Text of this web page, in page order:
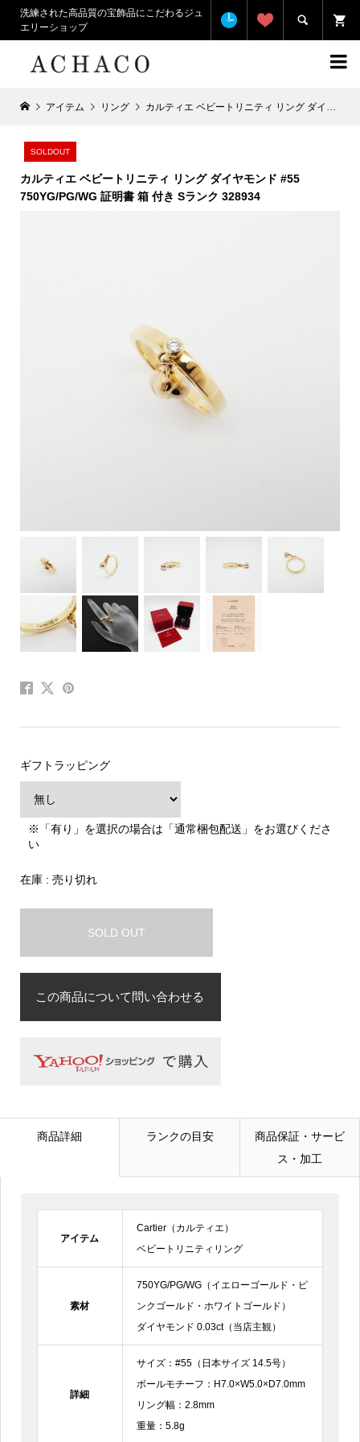
洗練された高品質の宝飾品にこだわるジュ
エリーショップ


アイテム リング カルティエ ベビートリニティ リング ダイヤモンド #55 750YG/PG/WG 証明書 箱 付き Sランク 328934
SOLDOUT
カルティエ ベビートリニティ リング ダイヤモンド #55
750YG/PG/WG 証明書 箱 付き Sランク 328934
ギフトラッピング
※「有り」を選択の場合は「通常梱包配送」をお選びくださ
い
在庫 : 売り切れ
SOLD OUT
この商品について問い合わせる
お問合せ内容 必須
商品詳細 ランクの目安
商品保証・サービ
ス・加工
アイテム
Cartier（カルティエ）
ベビートリニティリング
素材
750YG/PG/WG（イエローゴールド・ピ
ンクゴールド・ホワイトゴールド）
ダイヤモンド 0.03ct（当店主観）
詳細
サイズ：#55（日本サイズ 14.5号）
ボールモチーフ：H7.0×W5.0×D7.0mm
リング幅：2.8mm
重量：5.8g